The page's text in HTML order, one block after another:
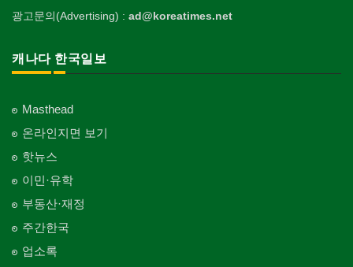
광고문의(Advertising) : ad@koreatimes.net
캐나다 한국일보
Masthead
온라인지면 보기
핫뉴스
이민·유학
부동산·재정
주간한국
업소록